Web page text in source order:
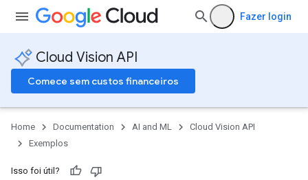
Fazer login
Cloud Vision API
Comece sem custos financeiros
Home Documentation AI and ML
Cloud Vision API
Exemplos
Isso foi útil?